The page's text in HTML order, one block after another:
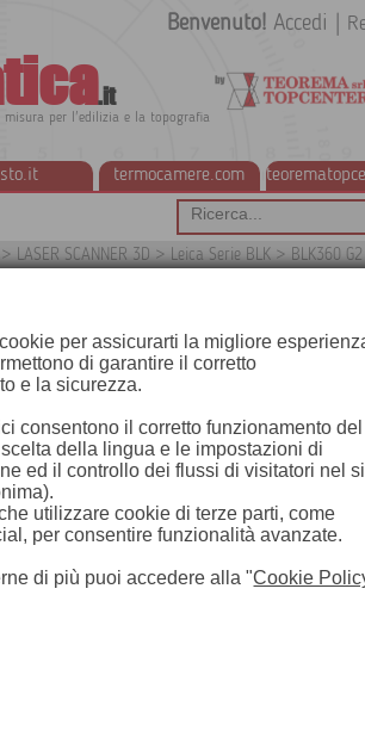
.it
misura per l'edilizia e la topografia
termocamere.com
Benvenuto! Accedi
> LASER SCANNER 3D > Leica Serie BLK > BLK360 G2
per assicurarti la migliore
di garantire il corretto
e la sicurezza.
consentono il corretto funzionamento del
della lingua e le impostazioni di
ed il controllo dei flussi di visitatori nel
utilizzare cookie di terze parti, come
per consentire funzionalità avanzate.
di più puoi accedere alla "Cookie